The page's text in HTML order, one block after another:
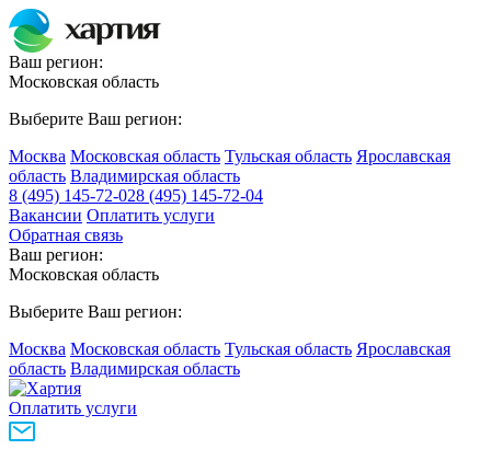
Ваш регион:
Московская область
Выберите Ваш регион:
Москва Московская область Тульская область Ярославская
область Владимирская область
8 (495) 145-72-028 (495) 145-72-04
Вакансии Оплатить услуги
Обратная связь
Ваш регион:
Московская область
Выберите Ваш регион:
Москва Московская область Тульская область Ярославская
область Владимирская область
Оплатить услуги